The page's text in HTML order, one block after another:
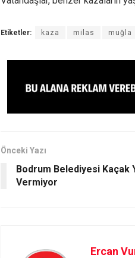
Etiketler: kaza milas muğla
Önceki Yazı
Bodrum Belediyesi Kaçak
Vermiyor
Ercan